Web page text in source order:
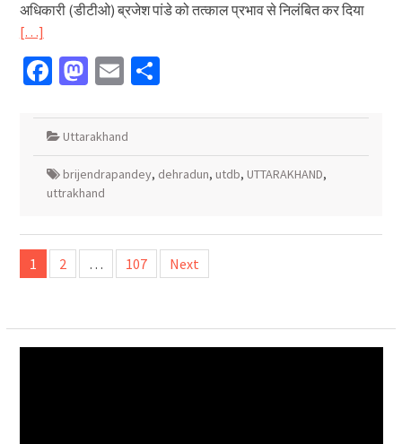
अधिकारी (डीटीओ) ब्रजेश पांडे को तत्काल प्रभाव से निलंबित कर दिया
[…]
Facebook
Mastodon
EmailShare
Uttarakhand
brijendrapandey, dehradun, utdb, UTTARAKHAND,
uttrakhand
Posts
navigation
1 2 … 107 Next